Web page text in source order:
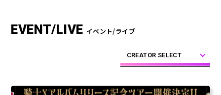
EVENT/LIVE
EVENT/LIVE イベント/ライブ
CREATOR SELECT